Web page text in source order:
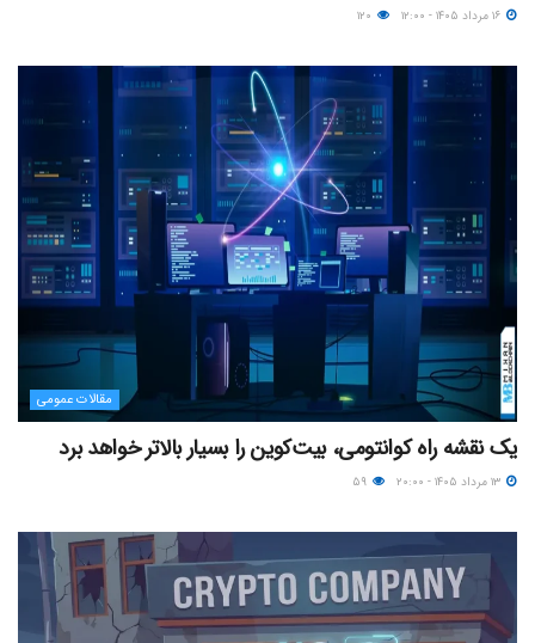
مقالات عمومی
یک نقشه راه کوانتومی، بیت‌کوین را بسیار بالاتر خواهد برد